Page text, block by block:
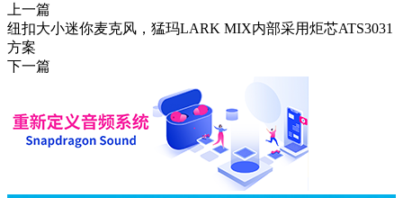
上一篇
纽扣大小迷你麦克风，猛玛LARK MIX内部采用炬芯ATS3031
方案
下一篇